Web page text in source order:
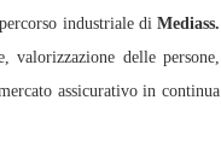
industriale di Mediass.
delle persone,
assicurativo in continua